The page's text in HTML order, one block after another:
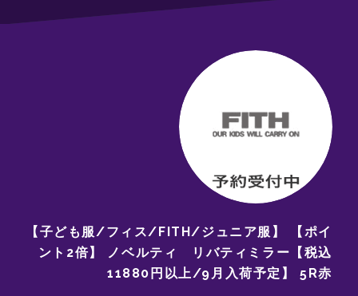
【子ども服/フィス/FITH/ジュニア服】 【ポイ
ント2倍】 ノベルティ リバティミラー【税込
11880円以上/9月入荷予定】 5R赤